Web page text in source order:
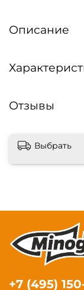
Описание
Отзывы
Выбрать
+7 (495)